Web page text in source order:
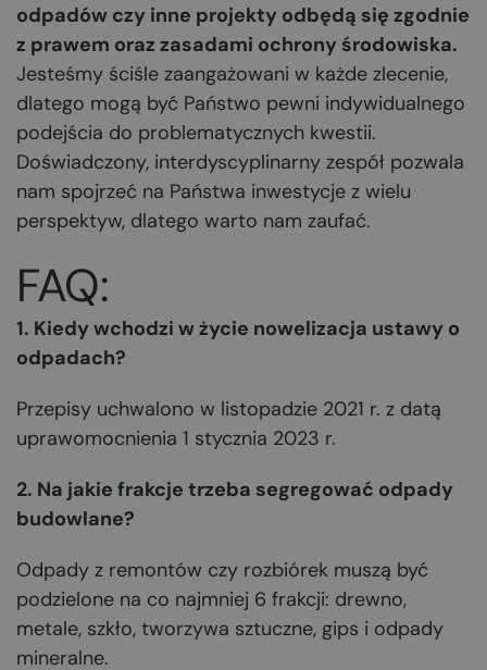
odpadów czy inne projekty odbędą się zgodnie
z prawem oraz zasadami ochrony środowiska.
Jesteśmy ściśle zaangażowani w każde zlecenie,
dlatego mogą być Państwo pewni indywidualnego
podejścia do problematycznych kwestii.
Doświadczony, interdyscyplinarny zespół pozwala
nam spojrzeć na Państwa inwestycje z wielu
perspektyw, dlatego warto nam zaufać.
FAQ:
1. Kiedy wchodzi w życie nowelizacja ustawy o
odpadach?
Przepisy uchwalono w listopadzie 2021 r. z datą
uprawomocnienia 1 stycznia 2023 r.
2. Na jakie frakcje trzeba segregować odpady
budowlane?
Odpady z remontów czy rozbiórek muszą być
podzielone na co najmniej 6 frakcji: drewno,
metale, szkło, tworzywa sztuczne, gips i odpady
mineralne.